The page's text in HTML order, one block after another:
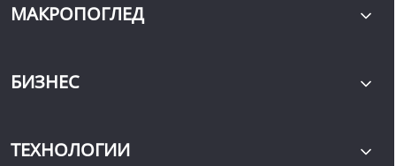
МАКРОПОГЛЕД
БИЗНЕС
ТЕХНОЛОГИИ